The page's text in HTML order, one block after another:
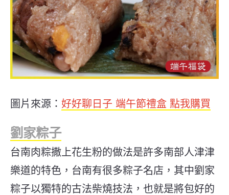
圖片來源： 好好聊日子 端午節禮盒 點我購買
劉家粽子
台南肉粽撒上花生粉的做法是許多南部人津津
樂道的特色，台南有很多粽子名店，其中劉家
粽子以獨特的古法柴燒技法，也就是將包好的